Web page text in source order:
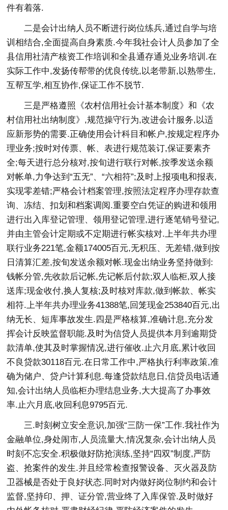
件有着落.
二是会计出纳人员不断进行岗位练兵,通过自学与培
训相结合,全面提高自身素质.今年我社会计人员参加了全
县信用社清产核资工作培训和全县通存通兑业务培训.在
实际工作中,发扬传帮带的优良传统,以老带新,以熟带生,
互帮互学,相互协作,保证工作不脱节.
三是严格遵照《农村信用社会计基本制度》和《农
村信用社出纳制度》,规范操守行为,改进会计服务,以适
应新形势的需要.正确使用会计科目和帐户,按规定程序办
理业务;按时对传票、帐、表进行规范装订,保证要素齐
全;每天进行总分核对,按旬进行联行对帐,按季发送余额
对帐单,力争达到“五无”、“六相符”;及时上报项电和报表,
实现零差错;严格会计档案管理,按照法定程序办理存款查
询、冻结、扣划和档案调阅.重要空白凭证的购进和领用
进行出入库登记管理、领用登记管理,进行逐笔销号登记,
并由主管会计定期或不定期进行帐实核对.上半年共办理
联行业务221笔,金额174005百元,无积压、无差错,做到按
日清算汇差,按旬发送余额对帐.现金出纳业务坚持做到:
钱帐分管,先收款后记帐,先记帐后付款;双人临柜,双人接
送库;现金收付,换人复核;及时核对库款,做到帐款、帐实
相符.上半年共办理业务41388笔,回笼现金253840百元,出
纳无长、短库事故发生.四是严格核算,准确计息,充分发
挥会计反映监督职能.及时为信贷人员提供本月到逾期贷
款清单,使其及时掌握情况,进行催收.止六月底,累计收回
不良贷款30118百元.在日常工作中,严格执行利率政策,准
确为储户、贷户计算利息.每逢贷款结息日,信贷员电话通
知,会计出纳人员临柜办理结息业务,大大提高了办事效
率.止六月底,收回利息9795百元.
三.时刻树立安全意识,加强“三防一保”工作.我社作为
金融单位,身处闹市,人员流量大,情况复杂,会计出纳人员
时刻不忘安全.积极做好防抢演练,坚持“四双”制度,严防
盗、抢案件的发生.并且经常检查报警设备、灭火器及防
卫器械是否处于良好状态.同时对内做好岗位制约和会计
监督,坚持印、押、证分管,营业终了入库保管.及时做好